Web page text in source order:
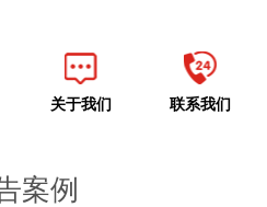
关于我们 联系我们
案例